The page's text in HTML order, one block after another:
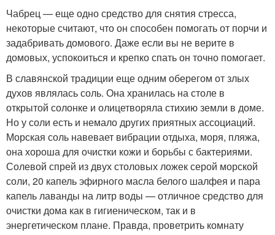
Чабрец — еще одно средство для снятия стресса,
некоторые считают, что он способен помогать от порчи и
задабривать домового. Даже если вы не верите в
домовых, успокоиться и крепко спать он точно помогает.
В славянской традиции еще одним оберегом от злых
духов являлась соль. Она хранилась на столе в
открытой солонке и олицетворяла стихию земли в доме.
Но у соли есть и немало других приятных ассоциаций.
Морская соль навевает вибрации отдыха, моря, пляжа,
она хороша для очистки кожи и борьбы с бактериями.
Солевой спрей из двух столовых ложек серой морской
соли, 20 капель эфирного масла белого шалфея и пара
капель лаванды на литр воды — отличное средство для
очистки дома как в гигиеническом, так и в
энергетическом плане. Правда, проветрить комнату